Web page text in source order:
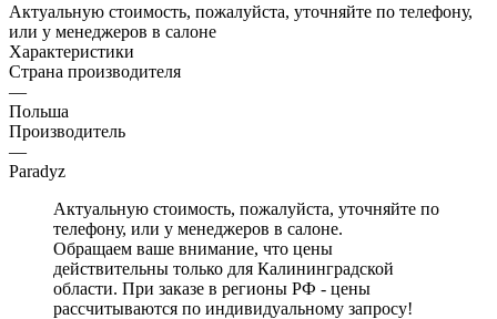
Актуальную стоимость, пожалуйста, уточняйте по телефону,
или у менеджеров в салоне
Характеристики
Страна производителя
—
Польша
Производитель
—
Paradyz
Актуальную стоимость, пожалуйста, уточняйте по
телефону, или у менеджеров в салоне.
Обращаем ваше внимание, что цены
действительны только для Калининградской
области. При заказе в регионы РФ - цены
рассчитываются по индивидуальному запросу!